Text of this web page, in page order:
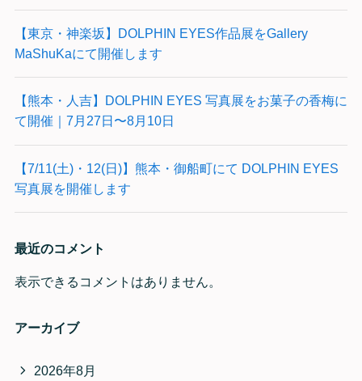
【東京・神楽坂】DOLPHIN EYES作品展をGallery
MaShuKaにて開催します
【熊本・人吉】DOLPHIN EYES 写真展をお菓子の香梅に
て開催｜7月27日〜8月10日
【7/11(土)・12(日)】熊本・御船町にて DOLPHIN EYES
写真展を開催します
最近のコメント
表示できるコメントはありません。
アーカイブ
2026年8月